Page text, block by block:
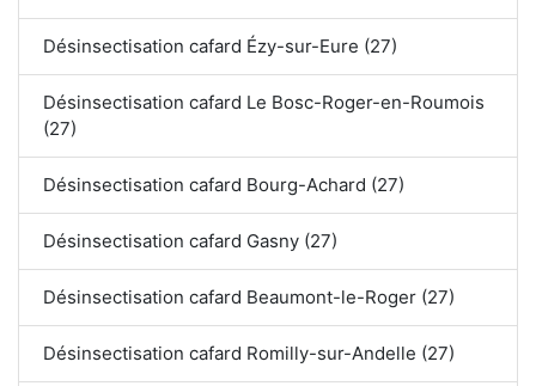
Désinsectisation cafard Ézy-sur-Eure (27)
Désinsectisation cafard Le Bosc-Roger-en-Roumois
(27)
Désinsectisation cafard Bourg-Achard (27)
Désinsectisation cafard Gasny (27)
Désinsectisation cafard Beaumont-le-Roger (27)
Désinsectisation cafard Romilly-sur-Andelle (27)